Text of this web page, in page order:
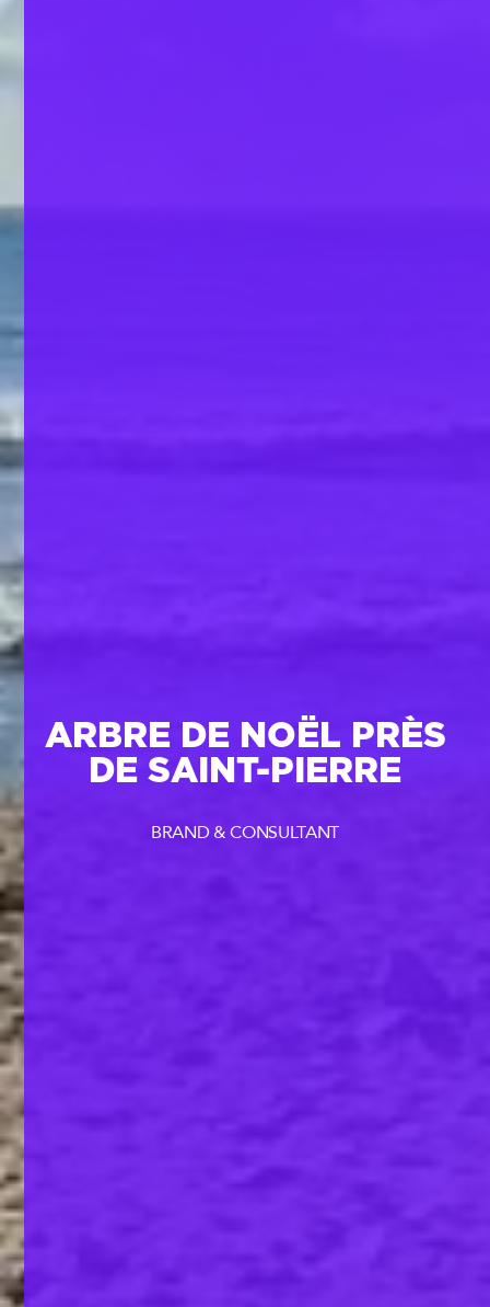
ARBRE DE NOËL PRÈS
DE SAINT-PIERRE
BRAND & CONSULTANT